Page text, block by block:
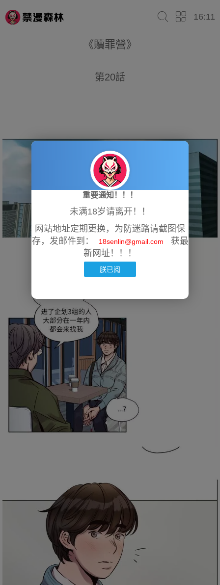
16:11
《贖罪營》
第20話
重要通知！！！
未满18岁请离开！！
网站地址定期更换，为防迷路请截图保
存，发邮件到：
18senlin@gmail.com
获最
新网址！！！
朕已阅